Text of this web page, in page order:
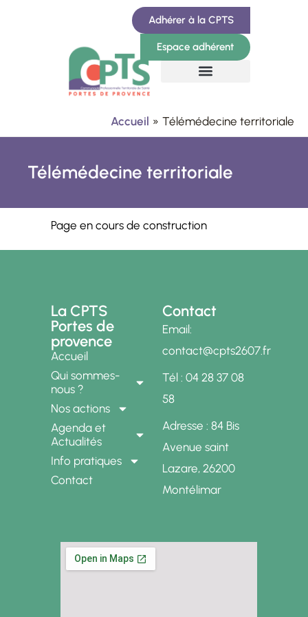
Adhérer à la CPTS
Espace adhérent
Accueil Télémédecine territoriale
Télémédecine territoriale
Page en cours de construction
La CPTS
Portes de
provence
Accueil
Qui sommes-
nous ?
Nos actions
Agenda et
Actualités
Info pratiques
Contact
Contact
Email:
contact@cpts2607.fr
Tél : 04 28 37 08
58
Adresse : 84 Bis
Avenue saint
Lazare, 26200
Montélimar